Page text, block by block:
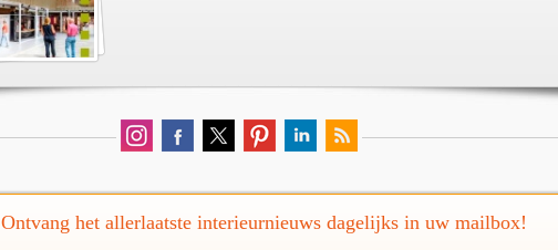
Ontvang het allerlaatste interieurnieuws dagelijks in uw mailbox!